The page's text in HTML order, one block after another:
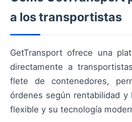
a los transportistas
GetTransport ofrece una
directamente a
flete de contenedores,
órdenes según rentabilidad y
flexible y su tecnología